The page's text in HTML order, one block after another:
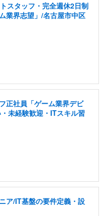
スタッフ・完全週休2日制
業界志望」/名古屋市中区
正社員「ゲーム業界デビ
未経験歓迎・ITスキル習
ア/IT基盤の要件定義・設